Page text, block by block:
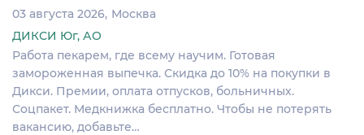
03 августа 2026 Москва
ДИКСИ Юг, АО
Работа пекарем, где всему научим. Готовая
замороженная выпечка. Скидка до 10% на покупки в
Дикси. Премии, оплата отпусков, больничных.
Соцпакет. Медкнижка бесплатно. Чтобы не потерять
вакансию, добавьте…